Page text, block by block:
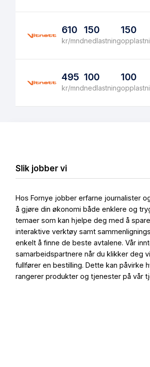
610
kr/mnd
150
nedlastning
150
495
kr/mnd
100
nedlastning
100
Slik jobber vi
Hos Fornye jobber erfarne journalister
å gjøre din økonomi både enklere og
temaer som kan hjelpe deg med å
interaktive verktøy samt
enkelt å finne de beste avtalene. Vår
samarbeidspartnere når du klikker deg
fullfører en bestilling. Dette kan påvirke
rangerer produkter og tjenester på vår